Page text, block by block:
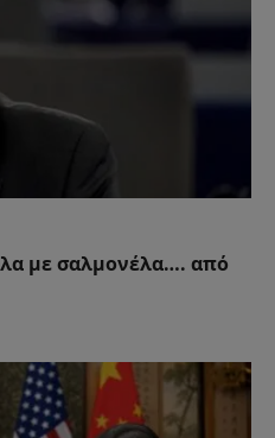
με σαλμονέλα…. από